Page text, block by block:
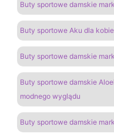
Buty sportowe damskie
Buty sportowe Aku dla
Buty sportowe damskie
Buty sportowe damskie
modnego wyglądu
Buty sportowe damskie